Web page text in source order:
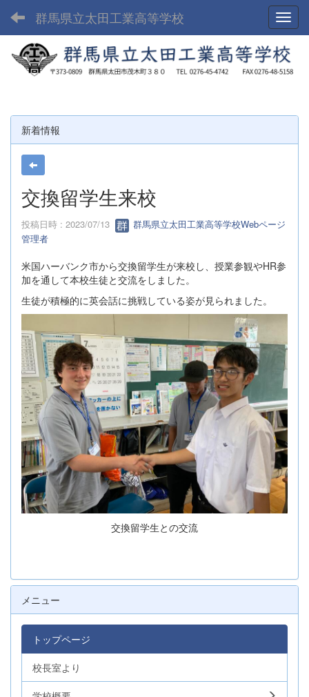
群馬県立太田工業高等学校
新着情報
交換留学生来校
投稿日時 : 2023/07/13
群馬県立太田工業高等学校Webページ
管理者
米国ハーバンク市から交換留学生が来校し、授業参観やHR参
加を通して本校生徒と交流をしました。
生徒が積極的に英会話に挑戦している姿が見られました。
交換留学生との交流
メニュー
トップページ
校長室より